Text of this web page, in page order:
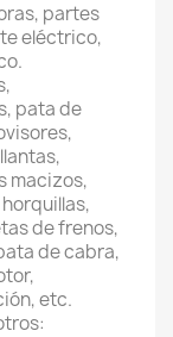
partes
eléctrico,
pata de
macizos,
de frenos,
de cabra,
etc.